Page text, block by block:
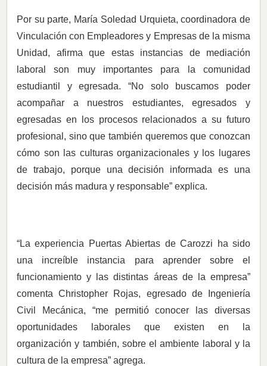
Por su parte, María Soledad Urquieta, coordinadora de
Vinculación con Empleadores y Empresas de la misma
Unidad, afirma que estas instancias de mediación
laboral son muy importantes para la comunidad
estudiantil y egresada. “No solo buscamos poder
acompañar a nuestros estudiantes, egresados y
egresadas en los procesos relacionados a su futuro
profesional, sino que también queremos que conozcan
cómo son las culturas organizacionales y los lugares
de trabajo, porque una decisión informada es una
decisión más madura y responsable” explica.
“La experiencia Puertas Abiertas de Carozzi ha sido
una increíble instancia para aprender sobre el
funcionamiento y las distintas áreas de la empresa”
comenta Christopher Rojas, egresado de Ingeniería
Civil Mecánica, “me permitió conocer las diversas
oportunidades laborales que existen en la
organización y también, sobre el ambiente laboral y la
cultura de la empresa” agrega.